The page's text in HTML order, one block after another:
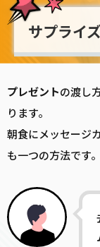
サプライ
プレゼントの渡し
ります。
朝食にメッセージ
も一つの方法です。